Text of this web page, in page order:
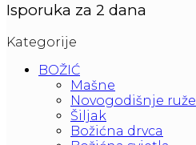
Isporuka za 2 dana
Kategorije
BOŽIĆ
Mašne
Novogodišnje ruže
Šiljak
Božićna drvca